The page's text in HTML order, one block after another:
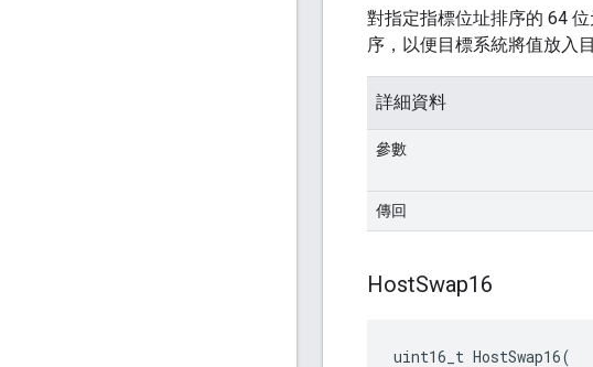
對指定指標位址排序的 64
序，以便目標系統將值放入
詳細資料
參數
傳回
HostSwap16
uint16_t HostSwap16(